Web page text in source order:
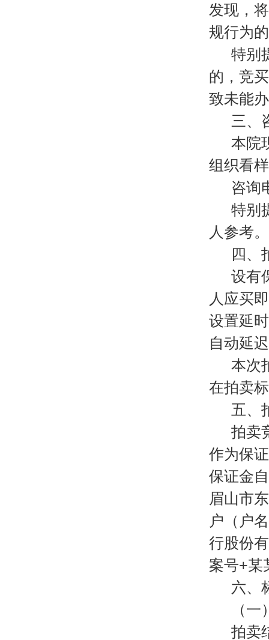
发现，
规行为
特别
的，竞
致未能
三、
本院
组织看
咨询
特别
人参考
四、
设有
人应买
设置延
自动延
本次
在拍卖
五、
拍卖
作为保
保证金
眉山市
户（户
行股份
案号+某
六、
（
拍卖